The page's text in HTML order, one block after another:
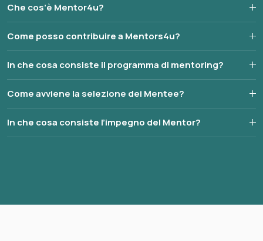
Che cos’è Mentor4u?
Come posso contribuire a Mentors4u?
In che cosa consiste il programma di mentoring?
Come avviene la selezione dei Mentee?
In che cosa consiste l’impegno del Mentor?